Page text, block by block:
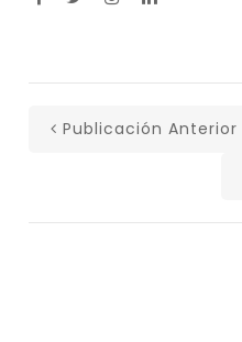
Publicación Anterior